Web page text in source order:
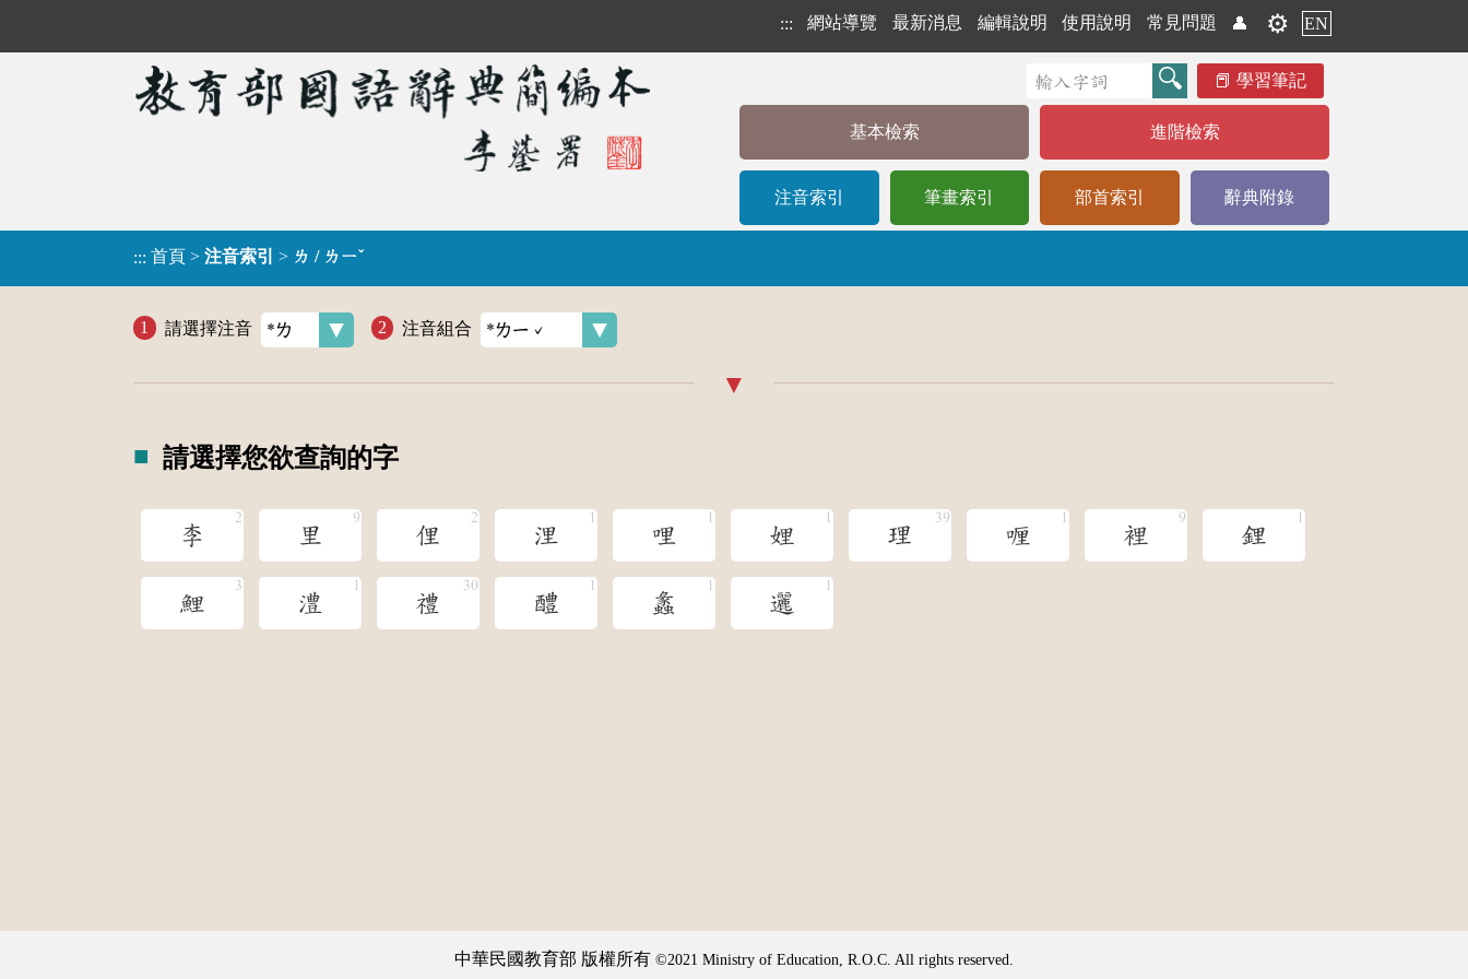
::: 網站導覽 最新消息 編輯說明 使用說明 常見問題 👤 ⚙️ EN
學習筆記
基本檢索 進階檢索
注音索引 筆畫索引 部首索引 辭典附錄
::: 首頁 > 注音索引 > ㄌ / ㄌㄧˇ
請選擇注音 注音組合
請選擇您欲查詢的字
李 里 俚 浬 哩 娌 理 喱 裡 鋰
鯉 澧 禮 醴 蠡 邐
中華民國教育部 版權所有 ©2021 Ministry of Education, R.O.C. All rights reserved.